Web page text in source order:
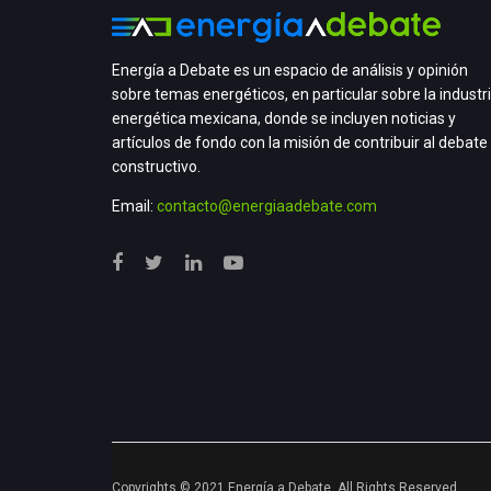
Energía a Debate es un espacio de análisis y opinión
sobre temas energéticos, en particular sobre la
energética mexicana, donde se incluyen noticias y
artículos de fondo con la misión de contribuir al debate
constructivo.
Email: contacto@energiaadebate.com
Copyrights © 2021 Energía a Debate. All Rights Reserved.